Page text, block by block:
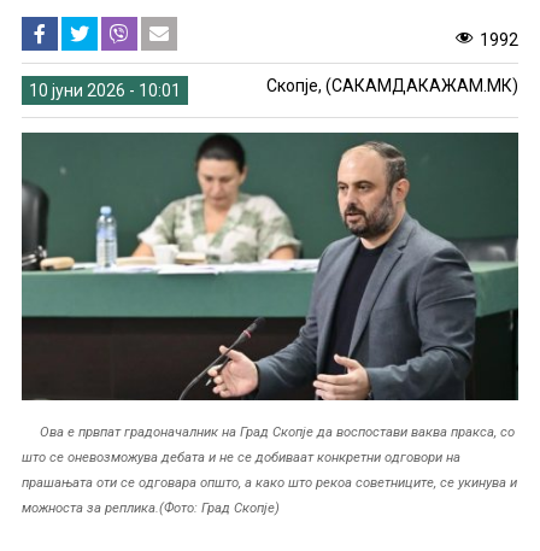
1992
10 јуни 2026 - 10:01 Скопје, (САКАМДАКАЖАМ.МК)
Ова е првпат градоначалник на Град Скопје да воспостави ваква пракса, со
што се оневозможува дебата и не се добиваат конкретни одговори на
прашањата оти се одговара општо, а како што рекоа советниците, се укинува и
можноста за реплика.(Фото: Град Скопје)